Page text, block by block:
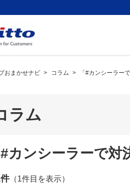
おまかせナビ > コラム > 「#カンシーラー
ラム
#カンシーラーで対
（1件目を表示）